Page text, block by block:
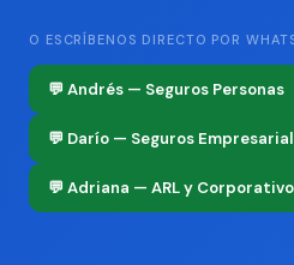
O ESCRÍBENOS DIRECTO POR
💬 Andrés — Seguros Personas
💬 Darío — Seguros
💬 Adriana — ARL y Corporativo